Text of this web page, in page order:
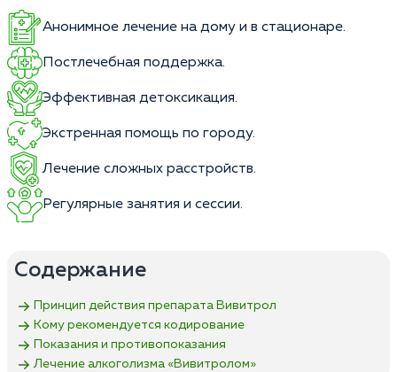
Анонимное лечение на дому и в стационаре.
Постлечебная поддержка.
Эффективная детоксикация.
Экстренная помощь по городу.
Лечение сложных расстройств.
Регулярные занятия и сессии.
Содержание
Принцип действия препарата Вивитрол
Кому рекомендуется кодирование
Показания и противопоказания
Лечение алкоголизма «Вивитролом»